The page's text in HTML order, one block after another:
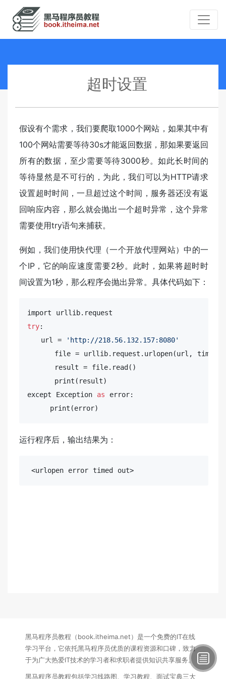
超时设置
假设有个需求，我们要爬取1000个网站，如果其中有
100个网站需要等待30s才能返回数据，那如果要返回
所有的数据，至少需要等待3000秒。如此长时间的
等待显然是不可行的，为此，我们可以为HTTP请求
设置超时时间，一旦超过这个时间，服务器还没有返
回响应内容，那么就会抛出一个超时异常，这个异常
需要使用try语句来捕获。
例如，我们使用快代理（一个开放代理网站）中的一
个IP，它的响应速度需要2秒。此时，如果将超时时
间设置为1秒，那么程序会抛出异常。具体代码如下：
try:
   url =
'http://218.56.132.157:8080'
file = urllib.request.urlopen(url,
result = file. read ()
      print(
result)
except Exception as error:
     print(error)
运行程序后，输出结果为：
<urlopen error timed out>
黑马程序员教程（book.itheima.net）是一个免费的IT在线
学习平台，它依托黑马程序员优质的课程资源和口碑，致力
于为广大热爱IT技术的学习者和求职者提供知识共享服务。
黑马程序员教程包括学习线路图、学习教程、面试宝典三大